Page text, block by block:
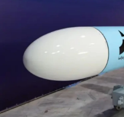
RESMİ REKLAM